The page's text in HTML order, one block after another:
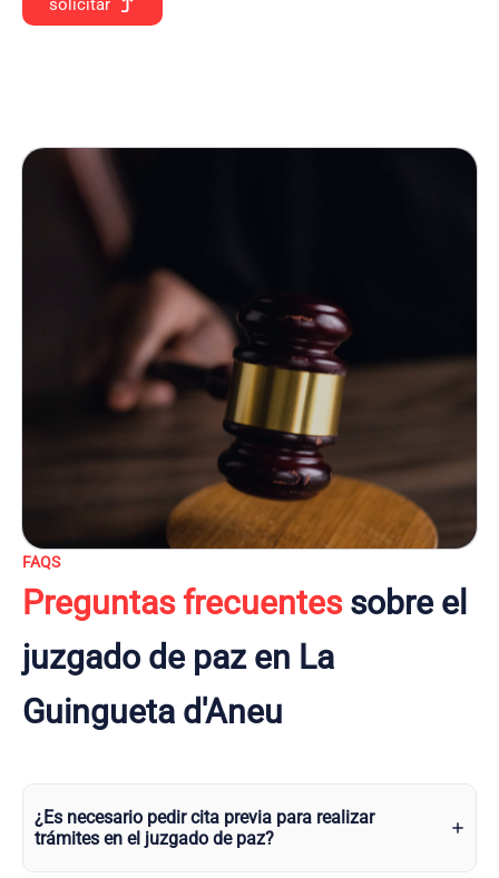
FAQS
Preguntas frecuentessobre el
juzgado de paz en La
Guingueta d'Aneu
¿Es necesario pedir cita previa para realizar
trámites en el juzgado de paz?